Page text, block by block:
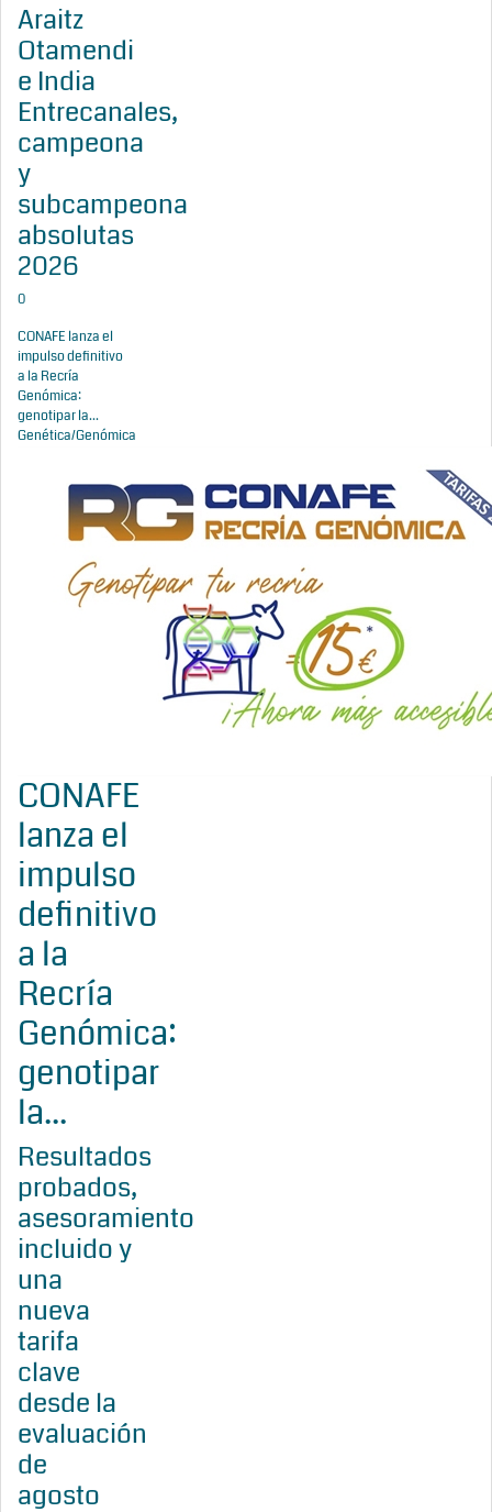
Araitz
Otamendi
e India
Entrecanales,
campeona
y
subcampeona
absolutas
2026
0
CONAFE lanza el
impulso definitivo
a la Recría
Genómica:
genotipar la...
Genética/Genómica
CONAFE
lanza el
impulso
definitivo
a la
Recría
Genómica:
genotipar
la...
Resultados
probados,
asesoramiento
incluido y
una
nueva
tarifa
clave
desde la
evaluación
de
agosto